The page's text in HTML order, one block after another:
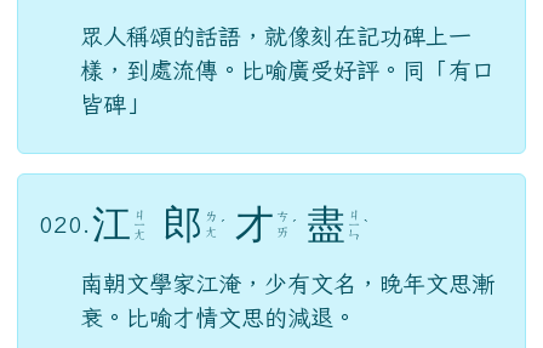
眾人稱頌的話語，就像刻在記功碑上一
樣，到處流傳。比喻廣受好評。同「有口
皆碑」
020. 江 ㄐ
ㄧ
ㄤ 郎 ㄌ
ㄤ ˊ 才 ㄘ
ㄞ ˊ 盡 ㄐ
ㄧ
ㄣ
ˋ
南朝文學家江淹，少有文名，晚年文思漸
衰。比喻才情文思的減退。